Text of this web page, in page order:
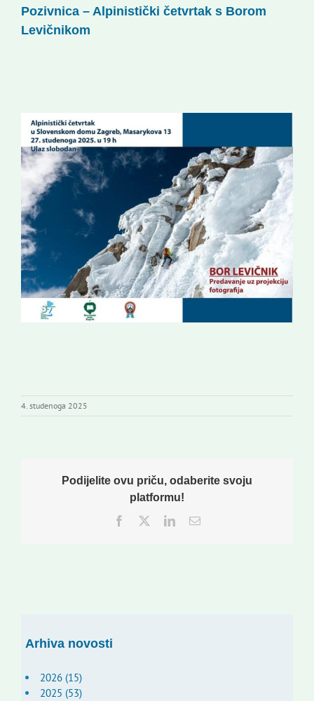
Korisne informacije
Pozivnica – Alpinistički četvrtak s Borom
Levičnikom
4. studenoga 2025
Podijelite ovu priču, odaberite svoju
platformu!
Facebook
TwitterLinkedInEmail:
Arhiva novosti
2026 (15)
2025 (53)